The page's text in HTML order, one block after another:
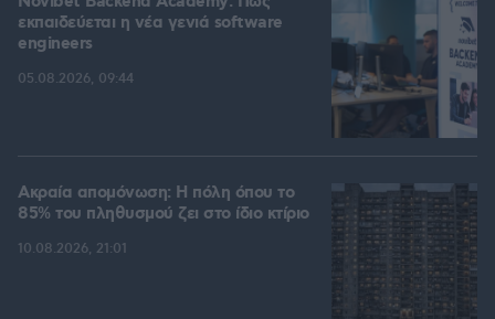
εκπαιδεύεται η νέα γενιά software
engineers
05.08.2026, 09:44
Ακραία απομόνωση: Η πόλη όπου το
85% του πληθυσμού ζει στο ίδιο κτίριο
10.08.2026, 21:01